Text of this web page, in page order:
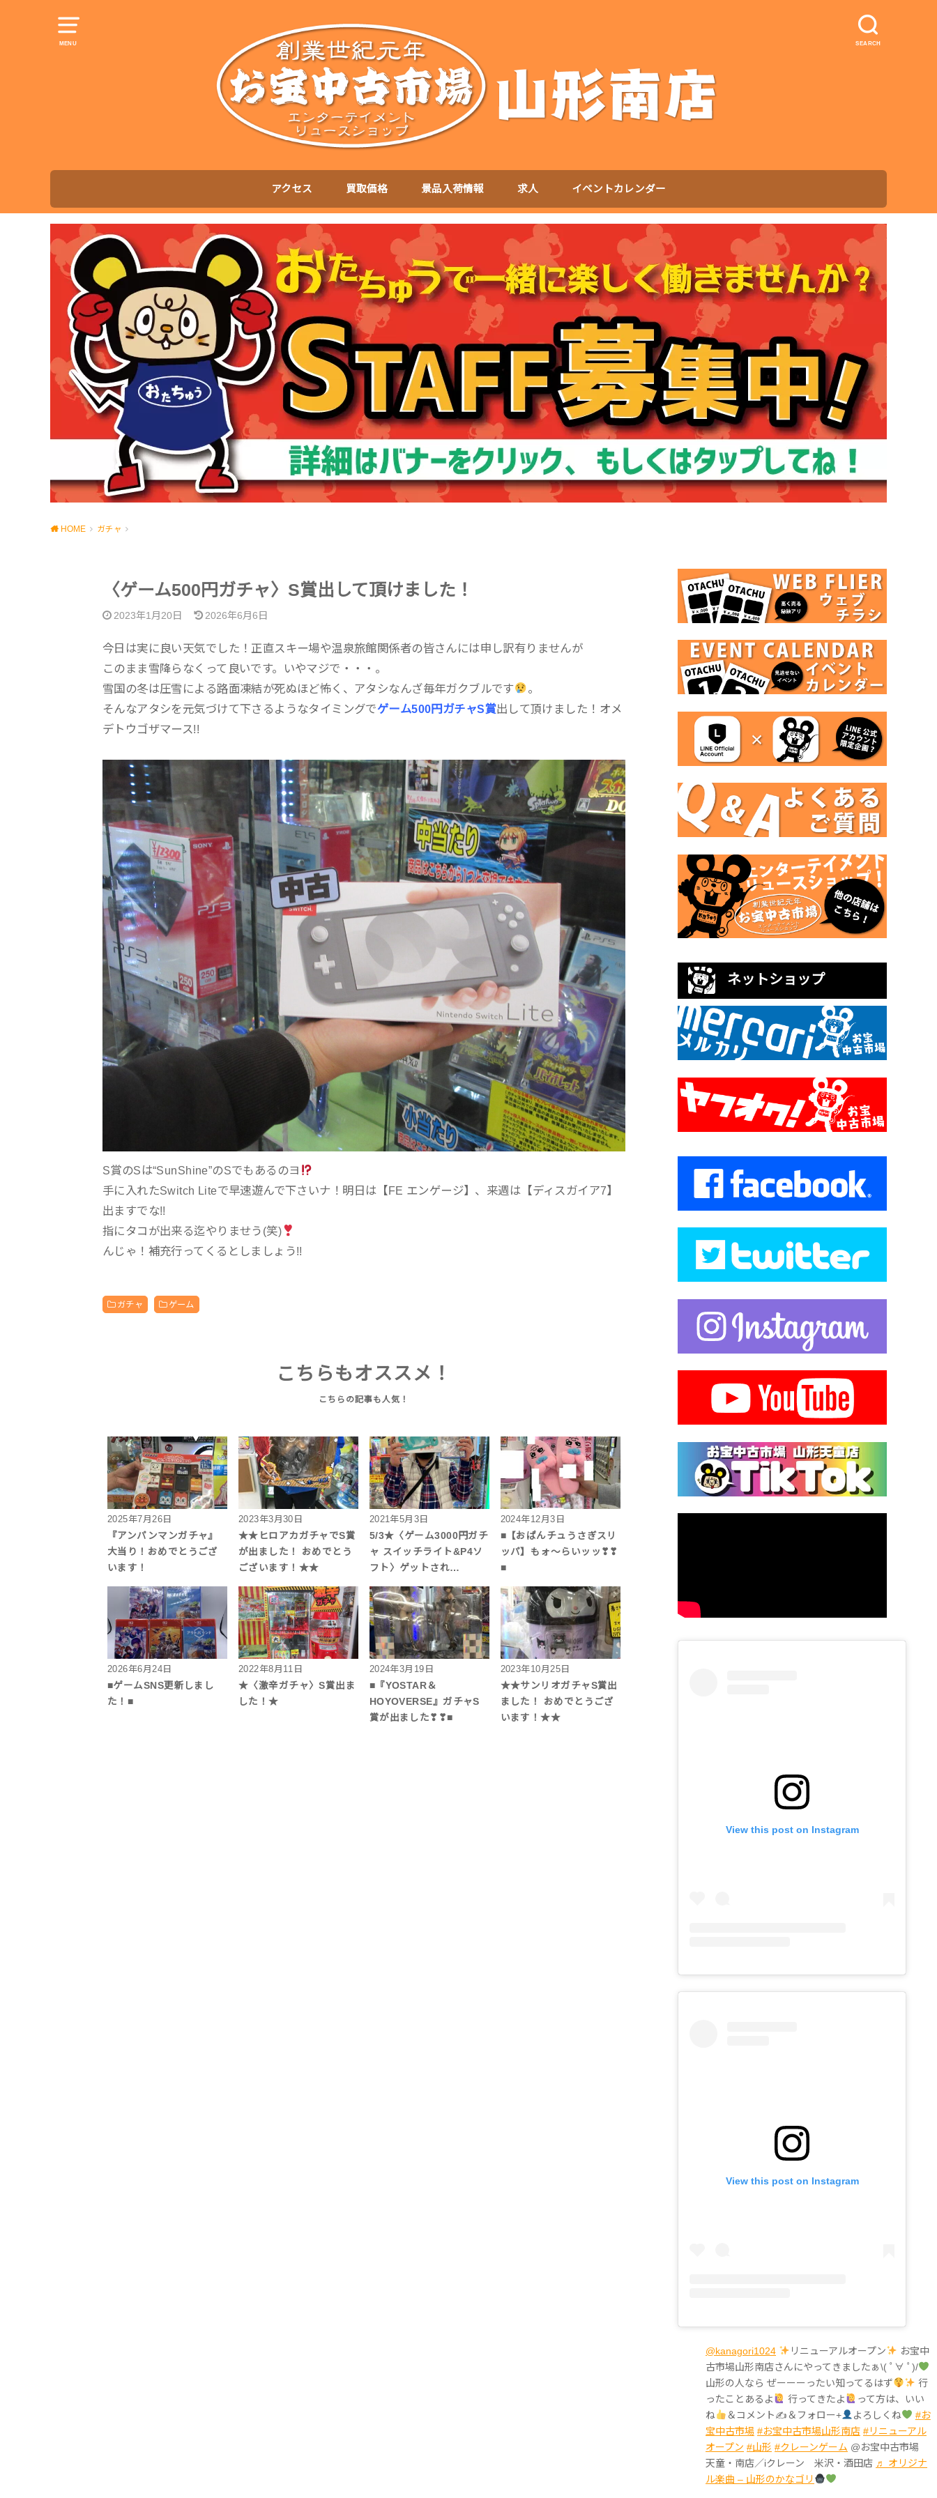
MENU SEARCH
アクセス 買取価格 景品入荷情報 求人 イベントカレンダー
HOME ガチャ
〈ゲーム500円ガチャ〉S賞出して頂けました！
2023年1月20日 2026年6月6日
今日は実に良い天気でした！正直スキー場や温泉旅館関係者の皆さんには申し訳有りませんが
このまま雪降らなくって良いです。いやマジで・・・。
雪国の冬は圧雪による路面凍結が死ぬほど怖く、アタシなんざ毎年ガクブルです
。
そんなアタシを元気づけて下さるようなタイミングでゲーム500円ガチャS賞出して頂けました！オメ
デトウゴザマース!!
S賞のSは“SunShine”のSでもあるのヨ
手に入れたSwitch Liteで早速遊んで下さいナ！明日は【FE エンゲージ】、来週は【ディスガイア7】
出ますでな!!
指にタコが出来る迄やりませう(笑)
んじゃ！補充行ってくるとしましょう!!
ガチャ ゲーム
こちらもオススメ！
2025年7月26日
『アンパンマンガチャ』
大当り！おめでとうござ
います！
2023年3月30日
★★ヒロアカガチャでS賞
が出ました！ おめでとう
ございます！★★
2021年5月3日
5/3★〈ゲーム3000円ガチ
ャ スイッチライト&P4ソ
フト〉ゲットされ…
2024年12月3日
■【おぱんチュうさぎスリ
ッパ】もォ～らいッッ❣❣
■
2026年6月24日
■ゲームSNS更新しまし
た！■
2022年8月11日
★〈激辛ガチャ〉S賞出ま
した！★
2024年3月19日
■『YOSTAR＆
HOYOVERSE』ガチャS
賞が出ました❣❣■
2023年10月25日
★★サンリオガチャS賞出
ました！ おめでとうござ
います！★★
ネットショップ
View this post on Instagram
View this post on Instagram
@kanagori1024 リニューアルオープン
お宝中
古市場山形南店さんにやってきましたぁ\( ﾟ∀ ﾟ)/
山形の人なら ぜーーーったい知ってるはず
行
ったことあるよ
行ってきたよ
って方は、いい
ね
＆コメント✍ ＆フォロー+ よろしくね
#お
宝中古市場 #お宝中古市場山形南店 #リニューアル
オープン #山形 #クレーンゲーム @お宝中古市場
天童・南店／iクレーン 米沢・酒田店 ♬ オリジナ
ル楽曲 – 山形のかなゴリ